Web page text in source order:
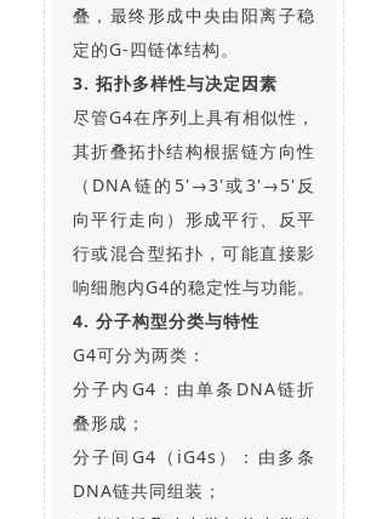
叠，最终形成中央由阳离子稳
定的G-四链体结构。
3. 拓扑多样性与决定因素
尽管G4在序列上具有相似性，
其折叠拓扑结构根据链方向性
（DNA链的5'→3'或3'→5'反
向平行走向）形成平行、反平
行或混合型拓扑，可能直接影
响细胞内G4的稳定性与功能。
4. 分子构型分类与特性
G4可分为两类：
分子内G4：由单条DNA链折
叠形成；
分子间G4（iG4s）：由多条
DNA链共同组装；